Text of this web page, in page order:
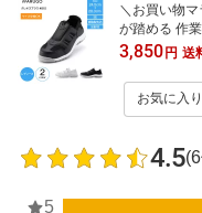
＼お買い物
が踏める 作
先芯入り 樹
ニーカー あ
先芯 軽い か
3,850円 送
お気に入
4.5
5